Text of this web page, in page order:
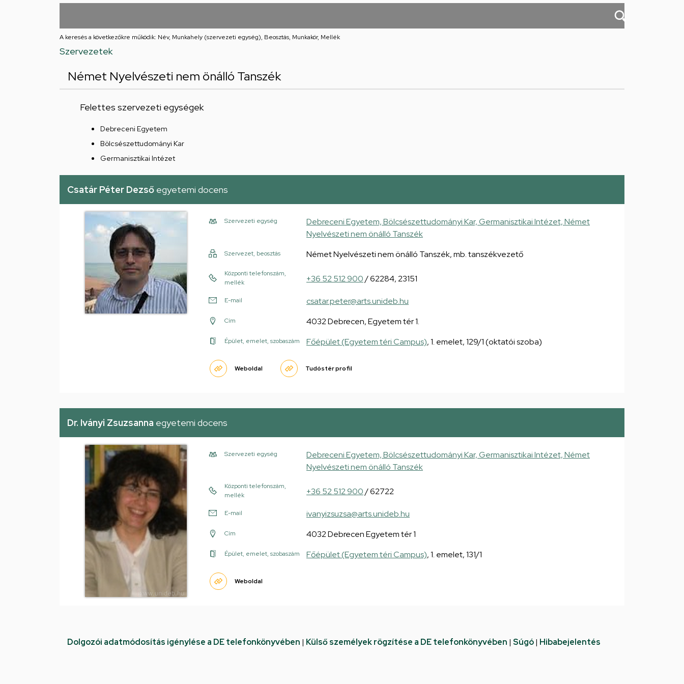
feladatellátási
A keresés a következőkre működik: Név, Munkahely (szervezeti egység), Beosztás, Munkakör, Mellék
Szervezetek
Német Nyelvészeti nem önálló Tanszék
Felettes szervezeti egységek
Debreceni Egyetem
Bölcsészettudományi Kar
Germanisztikai Intézet
Csatár Péter Dezső egyetemi docens
Szervezeti egység
Debreceni Egyetem, Bölcsészettudományi Kar, Germanisztikai Intézet, Német
Nyelvészeti nem önálló Tanszék
Szervezet, beosztás Német Nyelvészeti nem önálló Tanszék, mb. tanszékvezető
Központi telefonszám,
mellék
+36 52 512 900/ 62284, 23151
E-mail csatar.peter@arts.unideb.hu
Cím 4032 Debrecen, Egyetem tér 1.
Épület, emelet, szobaszám Főépület (Egyetem téri Campus), 1. emelet, 129/1 (oktatói szoba)
Weboldal Tudóstér profil
Dr. Iványi Zsuzsanna egyetemi docens
Szervezeti egység
Debreceni Egyetem, Bölcsészettudományi Kar, Germanisztikai Intézet, Német
Nyelvészeti nem önálló Tanszék
Központi telefonszám,
mellék
+36 52 512 900/ 62722
E-mail ivanyizsuzsa@arts.unideb.hu
Cím 4032 Debrecen Egyetem tér 1
Épület, emelet, szobaszám Főépület (Egyetem téri Campus), 1. emelet, 131/1
Weboldal
Dolgozói adatmódosítás igénylése a DE telefonkönyvében | Külső személyek rögzítése a DE telefonkönyvében | Súgó| Hibabejelentés